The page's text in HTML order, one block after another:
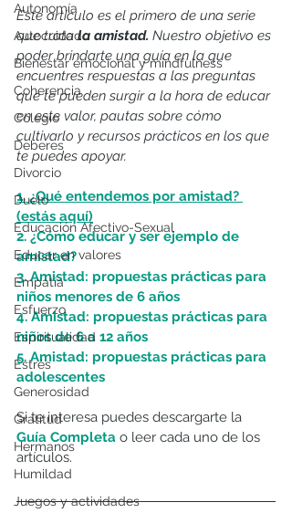
Autonomía
Autocuidado
Bienestar emocional y mindfulness
Coherencia
Colegio
Deberes
Divorcio
Duelo
Educación Afectivo-Sexual
Educar en valores
Empatía
Esfuerzo
Espiritualidad
Estrés
Generosidad
Gratitud
Hermanos
Humildad
Juegos y actividades
Este artículo es el primero de una serie
que trata la amistad. Nuestro objetivo es
poder brindarte una guía en la que
encuentres respuestas a las preguntas
que te pueden surgir a la hora de educar
en este valor, pautas sobre cómo
cultivarlo y recursos prácticos en los que
te puedes apoyar.
1. ¿Qué entendemos por amistad?
(estás aquí)
2. ¿Cómo educar y ser ejemplo de
amistad?
3. Amistad: propuestas prácticas para
niños menores de 6 años
4. Amistad: propuestas prácticas para
niños de 6 a 12 años
5. Amistad: propuestas prácticas para
adolescentes
Si te interesa puedes descargarte la
Guía Completa o leer cada uno de los
artículos.